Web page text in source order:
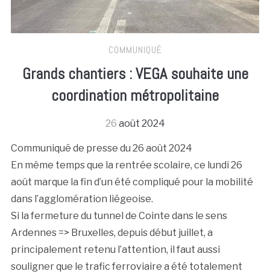
COMMUNIQUÉ
Grands chantiers : VEGA souhaite une
coordination métropolitaine
26 août 2024
Communiqué de presse du 26 août 2024
En même temps que la rentrée scolaire, ce lundi 26
août marque la fin d’un été compliqué pour la mobilité
dans l’agglomération liégeoise.
Si la fermeture du tunnel de Cointe dans le sens
Ardennes => Bruxelles, depuis début juillet, a
principalement retenu l’attention, il faut aussi
souligner que le trafic ferroviaire a été totalement